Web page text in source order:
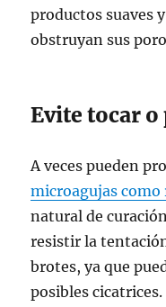
productos suaves
obstruyan sus
Evite tocar
A veces pueden
microagujas como
natural de
resistir la
brotes, ya que
posibles